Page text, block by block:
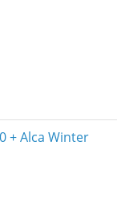
+ Alca Winter